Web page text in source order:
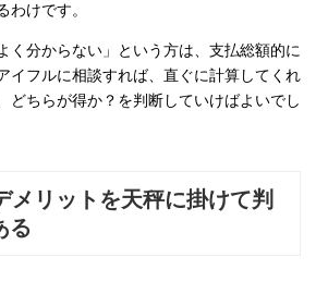
わけです。
く分からない」という方は、支払総額的に
イフルに相談すれば、直ぐに計算してくれ
どちらが得か？を判断していけばよいでし
メリットを天秤に掛けて判
る